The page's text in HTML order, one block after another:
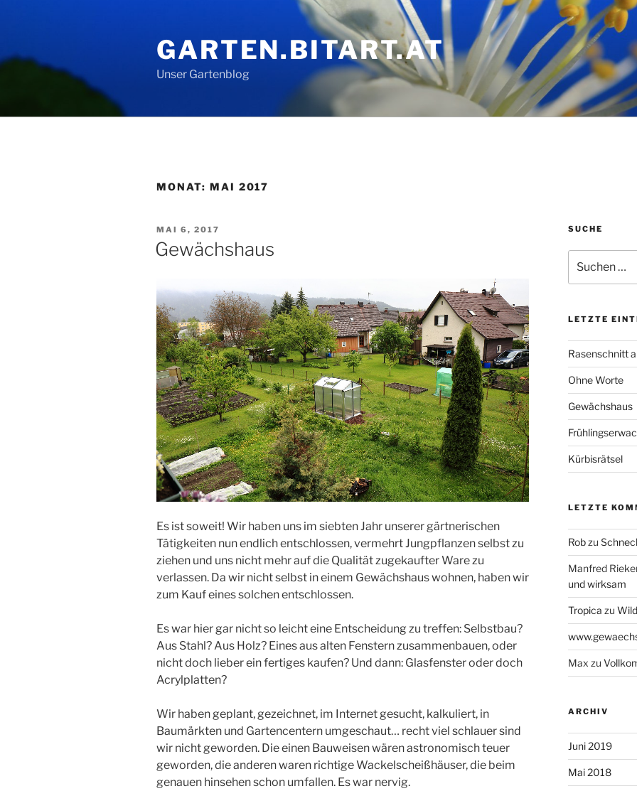
GARTEN.BITART.AT
Unser Gartenblog
MONAT: MAI 2017
VERÖFFENTLICHT
AM
MAI 6, 2017
Gewächshaus
Es ist soweit! Wir haben uns im siebten Jahr unserer gärtnerischen
Tätigkeiten nun endlich entschlossen, vermehrt Jungpflanzen selbst zu
ziehen und uns nicht mehr auf die Qualität zugekaufter Ware zu
verlassen. Da wir nicht selbst in einem Gewächshaus wohnen, haben wir
zum Kauf eines solchen entschlossen.
Es war hier gar nicht so leicht eine Entscheidung zu treffen: Selbstbau?
Aus Stahl? Aus Holz? Eines aus alten Fenstern zusammenbauen, oder
nicht doch lieber ein fertiges kaufen? Und dann: Glasfenster oder doch
Acrylplatten?
Wir haben geplant, gezeichnet, im Internet gesucht, kalkuliert, in
Baumärkten und Gartencentern umgeschaut… recht viel schlauer sind
wir nicht geworden. Die einen Bauweisen wären astronomisch teuer
geworden, die anderen waren richtige Wackelscheißhäuser, die beim
genauen hinsehen schon umfallen. Es war nervig.
SUCHE
nach:
LETZTE
Rasenschnitt
Ohne Worte
Gewächshaus
Kürbisrätsel
LETZTE
Robzu
Manfred
und wirksam
Tropica zu
Max zu
ARCHIV
Juni 2019
Mai 2018